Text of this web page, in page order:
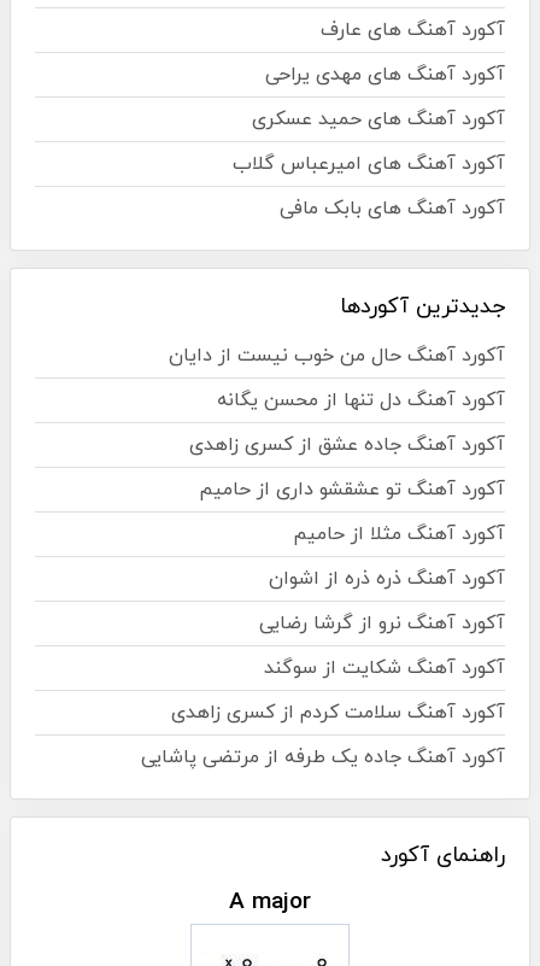
آکورد آهنگ های عارف
آکورد آهنگ های مهدی یراحی
آکورد آهنگ های حمید عسکری
آکورد آهنگ های امیرعباس گلاب
آکورد آهنگ های بابک مافی
جدیدترین آکوردها
آکورد آهنگ حال من خوب نیست از دایان
آکورد آهنگ دل تنها از محسن یگانه
آکورد آهنگ جاده عشق از کسری زاهدی
آکورد آهنگ تو عشقشو داری از حامیم
آکورد آهنگ مثلا از حامیم
آکورد آهنگ ذره ذره از اشوان
آکورد آهنگ نرو از گرشا رضایی
آکورد آهنگ شکایت از سوگند
آکورد آهنگ سلامت کردم از کسری زاهدی
آکورد آهنگ جاده یک طرفه از مرتضی پاشایی
راهنمای آکورد
A major